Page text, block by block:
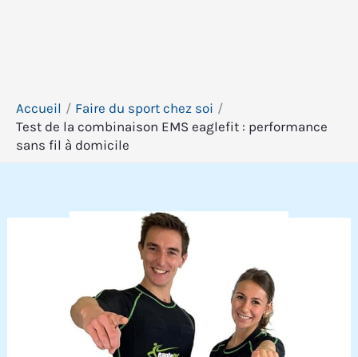
Accueil
Faire du sport chez soi
Test de la combinaison EMS eaglefit : performance
sans fil à domicile